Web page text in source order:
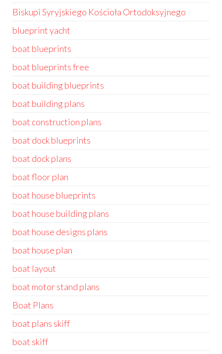
Biskupi Syryjskiego Kościoła Ortodoksyjnego
blueprint yacht
boat blueprints
boat blueprints free
boat building blueprints
boat building plans
boat construction plans
boat dock blueprints
boat dock plans
boat floor plan
boat house blueprints
boat house building plans
boat house designs plans
boat house plan
boat layout
boat motor stand plans
Boat Plans
boat plans skiff
boat skiff